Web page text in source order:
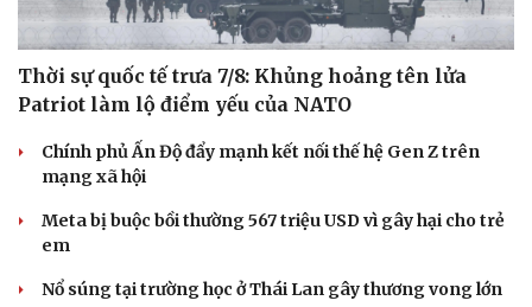
Thời sự quốc tế trưa 7/8: Khủng hoảng tên lửa
Patriot làm lộ điểm yếu của NATO
Chính phủ Ấn Độ đẩy mạnh kết nối thế hệ Gen Z trên
mạng xã hội
Meta bị buộc bồi thường 567 triệu USD vì gây hại cho trẻ
em
Nổ súng tại trường học ở Thái Lan gây thương vong lớn